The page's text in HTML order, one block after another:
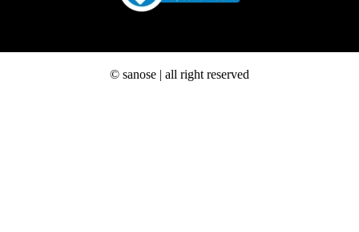
© sanose | all right reserved